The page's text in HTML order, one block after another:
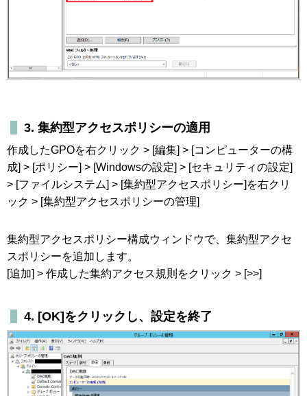
3. 集約型アクセスポリシーの適用
作成したGPOを右クリック > [編集] > [コンピューターの構
成] > [ポリシー] > [Windowsの設定] > [セキュリティの設定]
> [ファイルシステム] > [集約型アクセスポリシー]を右クリ
ック > [集約型アクセスポリシーの管理]
集約型アクセスポリシー構成ウィンドウで、集約型アクセ
スポリシーを追加します。
[追加] > 作成した集約アクセス規則をクリック > [>>]
4. [OK]をクリックし、設定を終了